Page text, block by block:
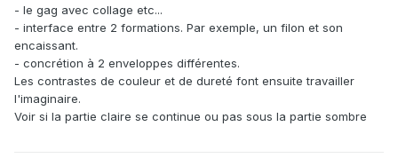
- le gag avec collage etc...
- interface entre 2 formations. Par exemple, un filon et son
encaissant.
- concrétion à 2 enveloppes différentes.
Les contrastes de couleur et de dureté font ensuite travailler
l'imaginaire.
Voir si la partie claire se continue ou pas sous la partie sombre